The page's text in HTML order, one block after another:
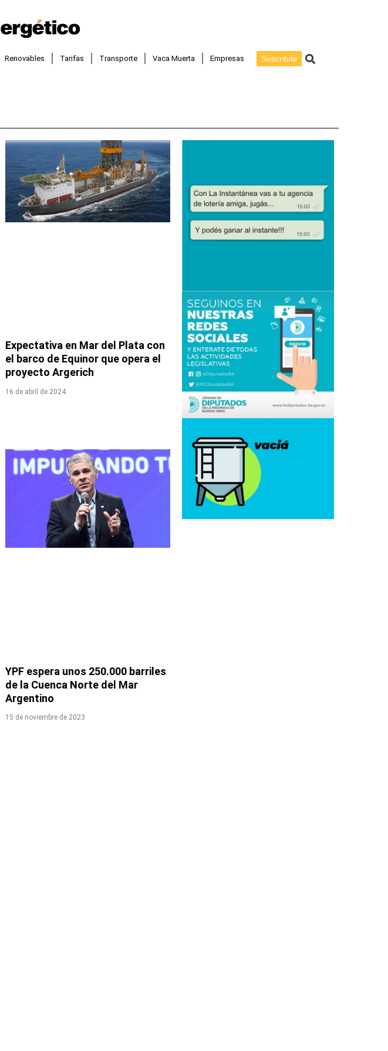
Renovables Tarifas Transporte Vaca Muerta Empresas Suscribite Buscar
Expectativa en Mar del Plata con
el barco de Equinor que opera el
proyecto Argerich
16 de abril de 2024
YPF espera unos 250.000 barriles
de la Cuenca Norte del Mar
Argentino
15 de noviembre de 2023